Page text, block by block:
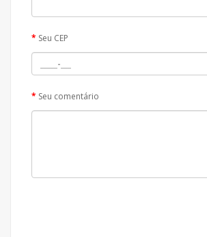
Seu CEP
Seu comentário